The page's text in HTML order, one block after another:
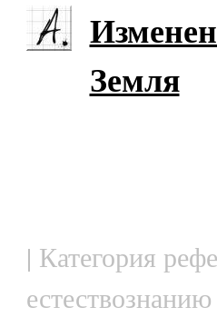
Земля
| Категория
естествознанию